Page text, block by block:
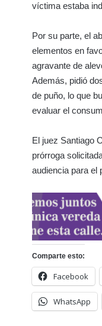
víctima estaba
Por su parte, el
elementos en
agravante de
Además, pidió
de puño, lo que
evaluar el
El juez Santiago
prórroga
audiencia para el
Comparte esto:
Facebook
WhatsApp